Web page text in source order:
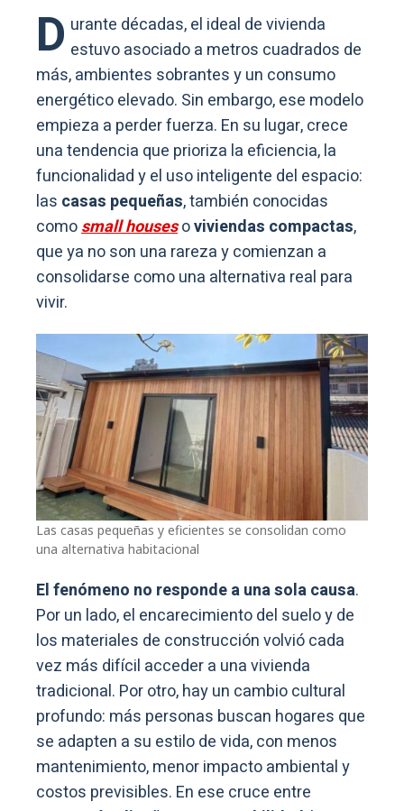
D urante décadas, el ideal de vivienda
estuvo asociado a metros cuadrados de
más, ambientes sobrantes y un consumo
energético elevado. Sin embargo, ese modelo
empieza a perder fuerza. En su lugar, crece
una tendencia que prioriza la eficiencia, la
funcionalidad y el uso inteligente del espacio:
las casas pequeñas, también conocidas
comosmall housesoviviendas compactas,
que ya no son una rareza y comienzan a
consolidarse como una alternativa real para
vivir.
Las casas pequeñas y eficientes se consolidan como
una alternativa habitacional
El fenómeno no responde a una sola causa.
Por un lado, el encarecimiento del suelo y de
los materiales de construcción volvió cada
vez más difícil acceder a una vivienda
tradicional. Por otro, hay un cambio cultural
profundo: más personas buscan hogares que
se adapten a su estilo de vida, con menos
mantenimiento, menor impacto ambiental y
costos previsibles. En ese cruce entre